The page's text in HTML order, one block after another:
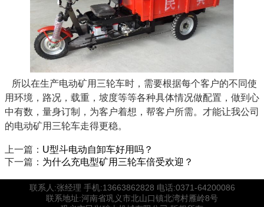
所以在生产电动矿用三轮车时，需要根据每个客户的不同使
用环境，路况，载重，坡度等等各种具体情况做配置，做到心
中有数，量身订制，为客户着想，帮客户所需。才能让我公司
的电动矿用三轮车走得更稳。
上一篇： U型斗电动自卸车好用吗？
下一篇： 为什么充电型矿用三轮车倍受欢迎？
联系人:张经理 手机:13663862828 电话:0371-64200086
联系地址:河南省巩义市北山口镇北湾村雁岭8号